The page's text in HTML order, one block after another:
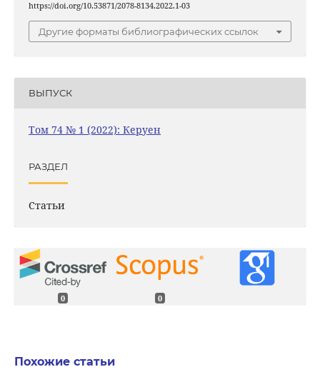
https://doi.org/10.53871/2078-8134.2022.1-03
Другие форматы библиографических ссылок
ВЫПУСК
Том 74 № 1 (2022): Керуен
РАЗДЕЛ
Статьи
0 0
Похожие статьи